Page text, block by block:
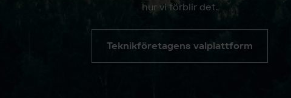
hur vi förblir det.
Teknikföretagens valplattform